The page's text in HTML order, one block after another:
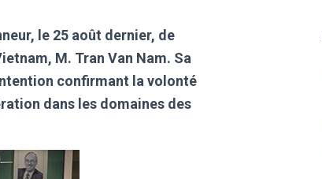
le 25 août dernier, de
M. Tran Van Nam. Sa
confirmant la volonté
dans les domaines des